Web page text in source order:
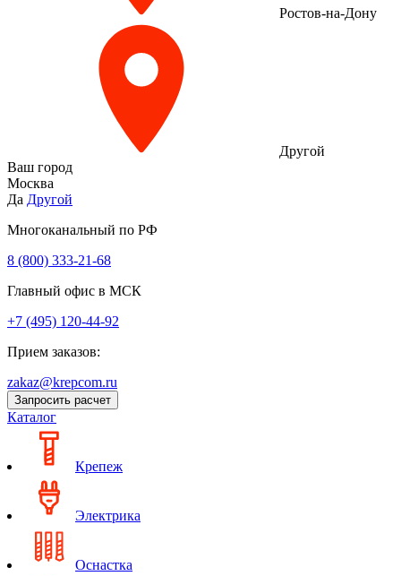
Ростов-на-Дону
Другой
Ваш город
Москва
Да Другой
Многоканальный по РФ
8 (800) 333‑21-68
Главный офис в МСК
+7 (495) 120-44-92
Прием заказов:
zakaz@krepcom.ru
Запросить расчет
Каталог
Крепеж
Электрика
Оснастка